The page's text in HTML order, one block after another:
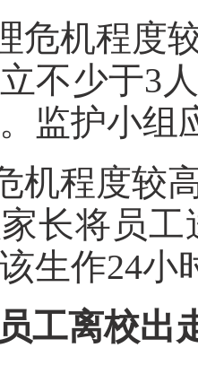
危机程度
不少于3
监护小组
机程度较
长将员
生作24小
员工离校